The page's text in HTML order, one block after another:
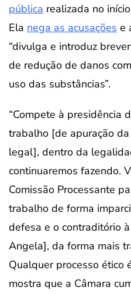
pública realizada no
Ela nega as acusações e
“divulga e introduz
de redução de danos
uso das substâncias”.
“Compete à presidência
trabalho [de apuração
legal], dentro da
continuaremos fazendo.
Comissão Processante
trabalho de forma
defesa e o contraditório
Angela], da forma mais
Qualquer processo ético
mostra que a Câmara